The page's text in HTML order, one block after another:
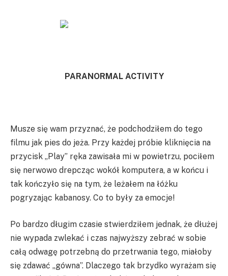
PARANORMAL ACTIVITY
Musze się wam przyznać, że podchodziłem do tego
filmu jak pies do jeża. Przy każdej próbie kliknięcia na
przycisk „Play” ręka zawisała mi w powietrzu, pociłem
się nerwowo drepcząc wokół komputera, a w końcu i
tak kończyło się na tym, że leżałem na łóżku
pogryzając kabanosy. Co to były za emocje!
Po bardzo długim czasie stwierdziłem jednak, że dłużej
nie wypada zwlekać i czas najwyższy zebrać w sobie
całą odwagę potrzebną do przetrwania tego, miałoby
się zdawać „gówna”. Dlaczego tak brzydko wyrażam się